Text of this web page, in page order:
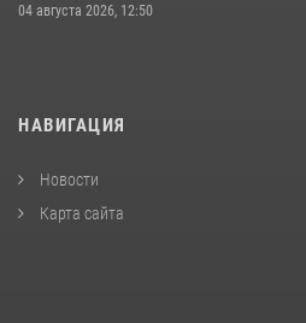
04 августа 2026, 12:50
НАВИГАЦИЯ
Новости
Карта сайта